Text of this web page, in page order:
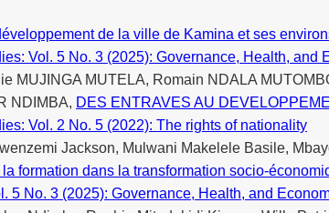
de la ville de Kamina et ses
Vol. 5 No. 3 (2025): Governance, Health,
MUJINGA MUTELA, Romain NDALA
NDIMBA, DES ENTRAVES AU
Vol. 2 No. 5 (2022): The rights of nationality
Jackson, Mulwani Makelele Basile,
la formation dans la transformation socio-
5 No. 3 (2025): Governance, Health, and